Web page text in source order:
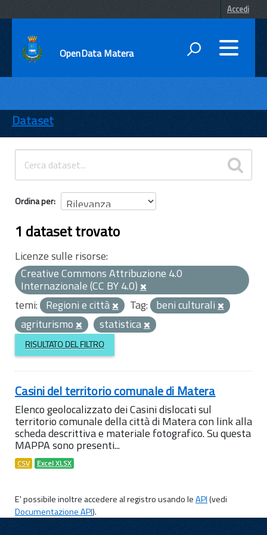
Accedi
OpenData Matera
ENTI
TEMI
INFORMAZIONI
Dataset
Ordina per
1 dataset trovato
Licenze sulle risorse:
Creative Commons Attribuzione 4.0
Internazionale (CC BY 4.0)
temi: Regioni e città Tag: beni culturali
agriturismo
statistica
RISULTATO DEL FILTRO
Casini del territorio comunale di Matera
Elenco geolocalizzato dei Casini dislocati sul
territorio comunale della città di Matera con link alla
scheda descrittiva e materiale fotografico. Su questa
MAPPA sono presenti...
CSV Excel XLSX
E' possibile inoltre accedere al registro usando leAPI(vedi
Documentazione API).